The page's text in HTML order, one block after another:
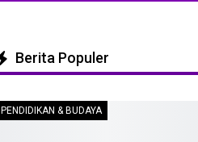
Berita Populer
PENDIDIKAN & BUDAYA